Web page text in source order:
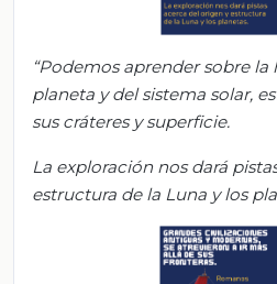
“Podemos aprender sobre la
planeta y del sistema solar,
sus cráteres y superficie.
La exploración nos dará
estructura de la Luna y los